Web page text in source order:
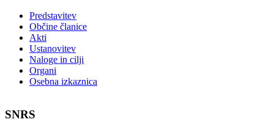
Predstavitev
Občine članice
Akti
Ustanovitev
Naloge in cilji
Organi
Osebna izkaznica
SNRS